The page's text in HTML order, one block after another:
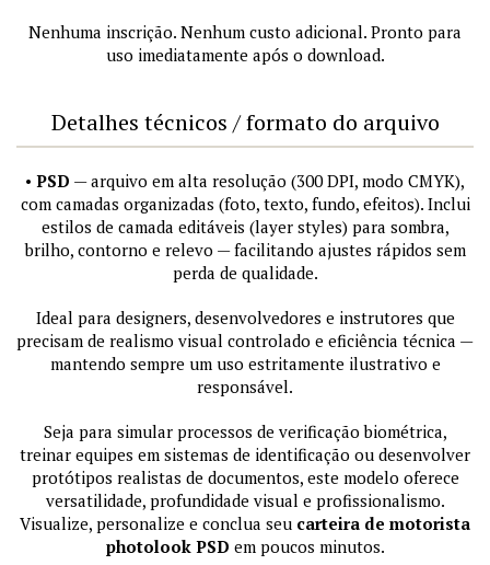
Nenhuma inscrição. Nenhum custo adicional. Pronto para
uso imediatamente após o download.
Detalhes técnicos / formato do arquivo
• PSD — arquivo em alta resolução (300 DPI, modo CMYK),
com camadas organizadas (foto, texto, fundo, efeitos). Inclui
estilos de camada editáveis (layer styles) para sombra,
brilho, contorno e relevo — facilitando ajustes rápidos sem
perda de qualidade.
Ideal para designers, desenvolvedores e instrutores que
precisam de realismo visual controlado e eficiência técnica —
mantendo sempre um uso estritamente ilustrativo e
responsável.
Seja para simular processos de verificação biométrica,
treinar equipes em sistemas de identificação ou desenvolver
protótipos realistas de documentos, este modelo oferece
versatilidade, profundidade visual e profissionalismo.
Visualize, personalize e conclua seu carteira de motorista
photolook PSD em poucos minutos.